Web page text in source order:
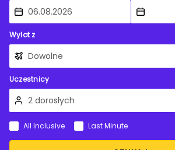
Wylot z
Uczestnicy
All Inclusive Last Minute